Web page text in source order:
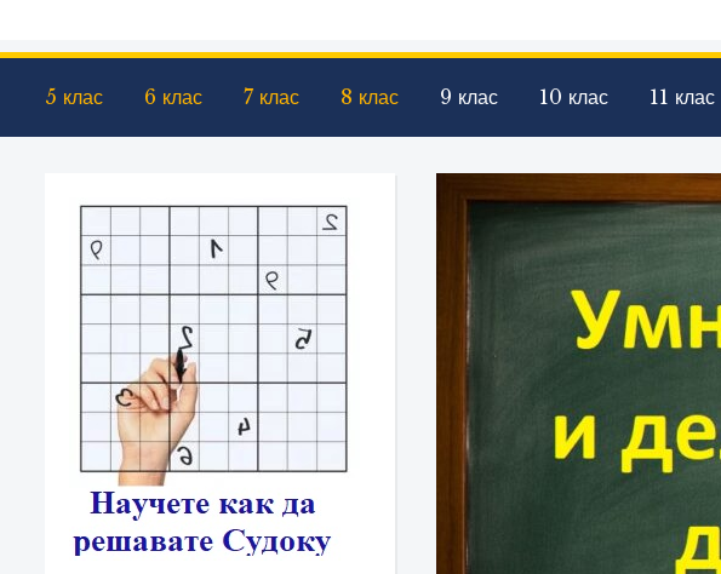
5 клас 6 клас 7 клас 8 клас 9 клас 10 клас 11 клас